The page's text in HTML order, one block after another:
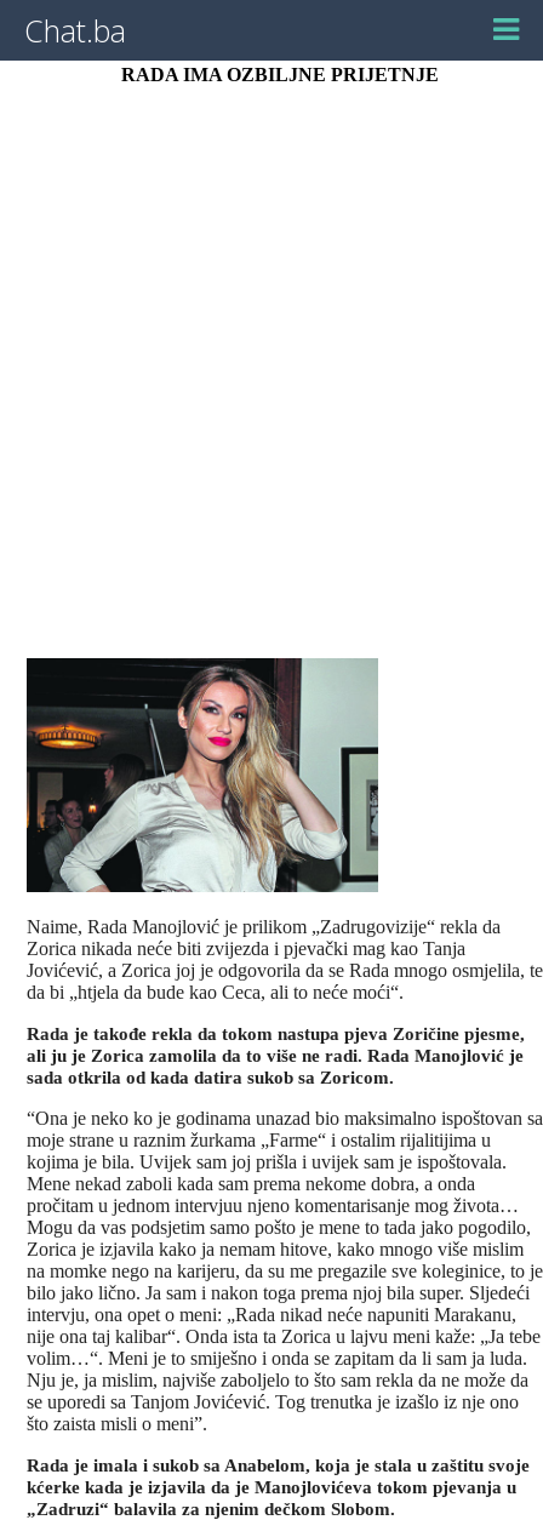
Chat.ba
RADA IMA OZBILJNE PRIJETNJE
Naime, Rada Manojlović je prilikom „Zadrugovizije“ rekla da
Zorica nikada neće biti zvijezda i pjevački mag kao Tanja
Jovićević, a Zorica joj je odgovorila da se Rada mnogo osmjelila, te
da bi „htjela da bude kao Ceca, ali to neće moći“.
Rada je takođe rekla da tokom nastupa pjeva Zoričine pjesme,
ali ju je Zorica zamolila da to više ne radi. Rada Manojlović je
sada otkrila od kada datira sukob sa Zoricom.
“Ona je neko ko je godinama unazad bio maksimalno ispoštovan sa
moje strane u raznim žurkama „Farme“ i ostalim rijalitijima u
kojima je bila. Uvijek sam joj prišla i uvijek sam je ispoštovala.
Mene nekad zaboli kada sam prema nekome dobra, a onda
pročitam u jednom intervjuu njeno komentarisanje mog života…
Mogu da vas podsjetim samo pošto je mene to tada jako pogodilo,
Zorica je izjavila kako ja nemam hitove, kako mnogo više mislim
na momke nego na karijeru, da su me pregazile sve koleginice, to je
bilo jako lično. Ja sam i nakon toga prema njoj bila super. Sljedeći
intervju, ona opet o meni: „Rada nikad neće napuniti Marakanu,
nije ona taj kalibar“. Onda ista ta Zorica u lajvu meni kaže: „Ja tebe
volim…“. Meni je to smiješno i onda se zapitam da li sam ja luda.
Nju je, ja mislim, najviše zaboljelo to što sam rekla da ne može da
se uporedi sa Tanjom Jovićević. Tog trenutka je izašlo iz nje ono
što zaista misli o meni”.
Rada je imala i sukob sa Anabelom, koja je stala u zaštitu svoje
kćerke kada je izjavila da je Manojlovićeva tokom pjevanja u
„Zadruzi“ balavila za njenim dečkom Slobom.